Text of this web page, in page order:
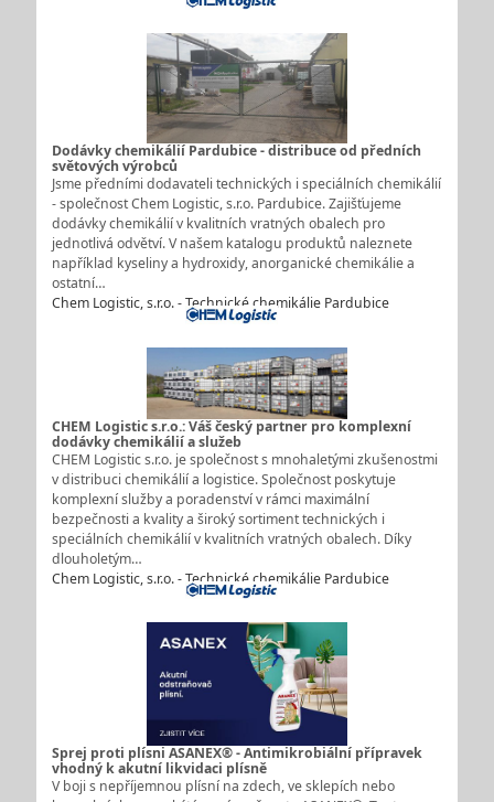
Dodávky chemikálií Pardubice - distribuce od předních
světových výrobců
Jsme předními dodavateli technických i speciálních chemikálií
- společnost Chem Logistic, s.r.o. Pardubice. Zajišťujeme
dodávky chemikálií v kvalitních vratných obalech pro
jednotlivá odvětví. V našem katalogu produktů naleznete
například kyseliny a hydroxidy, anorganické chemikálie a
ostatní…
Chem Logistic, s.r.o. - Technické chemikálie Pardubice
CHEM Logistic s.r.o.: Váš český partner pro komplexní
dodávky chemikálií a služeb
CHEM Logistic s.r.o. je společnost s mnohaletými zkušenostmi
v distribuci chemikálií a logistice. Společnost poskytuje
komplexní služby a poradenství v rámci maximální
bezpečnosti a kvality a široký sortiment technických i
speciálních chemikálií v kvalitních vratných obalech. Díky
dlouholetým…
Chem Logistic, s.r.o. - Technické chemikálie Pardubice
Sprej proti plísni ASANEX® - Antimikrobiální přípravek
vhodný k akutní likvidaci plísně
V boji s nepříjemnou plísní na zdech, ve sklepích nebo